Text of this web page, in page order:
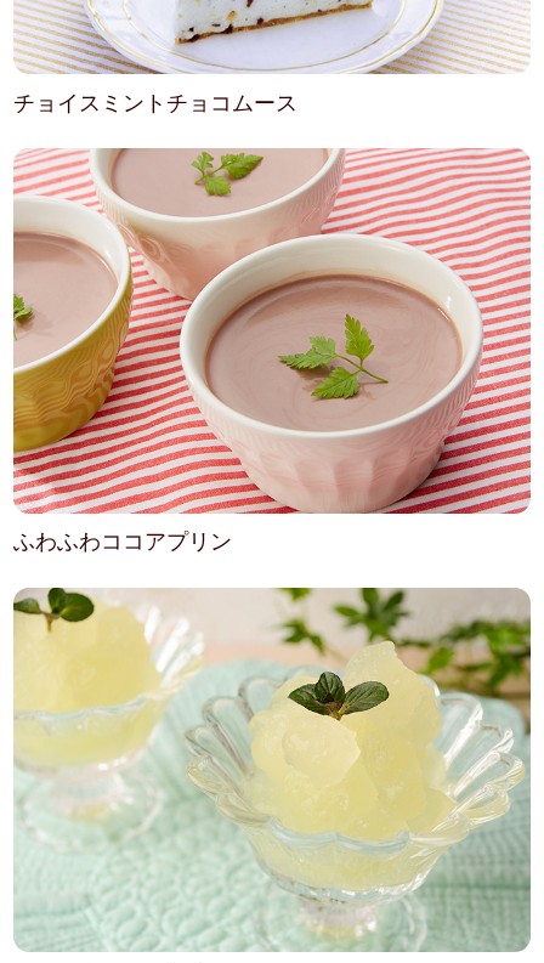
チョイスミントチョコムース
ふわふわココアプリン